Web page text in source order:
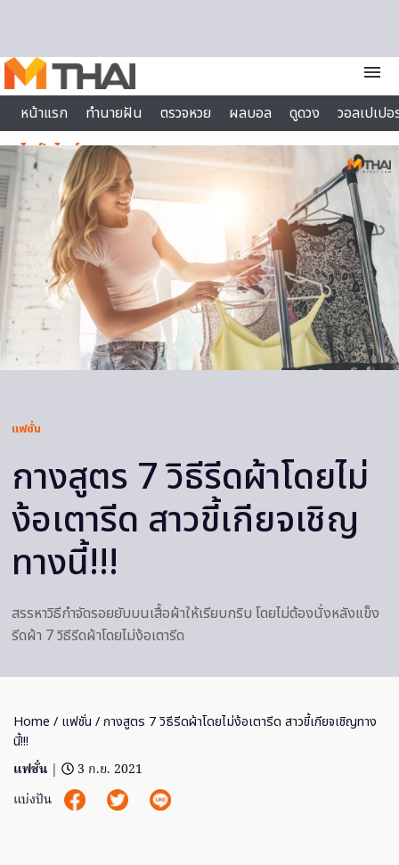
menu
หน้าแรก
ทำนายฝัน ตรวจหวย ผลบอล ดูดวง
วอลเปเป
ไลฟ์สไตล์
แฟชั่น
กางสูตร 7 วิธีรีดผ้าโดยไม่
ง้อเตารีด สาวขี้เกียจเชิญ
ทางนี้!!!
สรรหาวิธีกำจัดรอยยับบนเสื้อผ้าให้เรียบกริบ โดยไม่ต้องนั่งหลังแข็ง
รีดผ้า 7 วิธีรีดผ้าโดยไม่ง้อเตารีด
Home / แฟชั่น / กางสูตร 7 วิธีรีดผ้าโดยไม่ง้อเตารีด สาวขี้เกียจเชิญทาง
นี้!!!
แฟชั่น |
3 ก.ย. 2021
แบ่งปัน